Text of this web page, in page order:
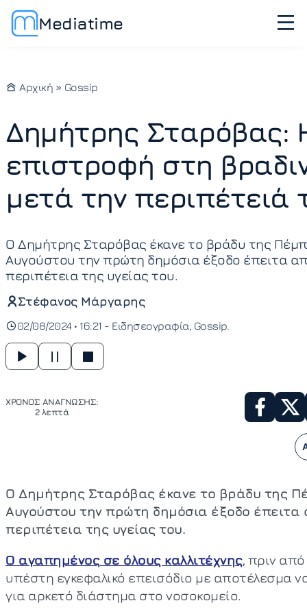
Mediatime
Αρχική » Gossip
Δημήτρης Σταρόβας:
επιστροφή στη
μετά την περιπέτειά
Ο Δημήτρης Σταρόβας έκανε το βράδυ της
Αυγούστου την πρώτη δημόσια έξοδο έπειτα
περιπέτεια της υγείας του.
Στέφανος Μάργαρης
02/08/2024 • 16:21 - Ειδησεογραφία Gossip
ΧΡΟΝΟΣ ΑΝΑΓΝΩΣΗΣ:
2 λεπτά
Ο Δημήτρης Σταρόβας έκανε το βράδυ της
Αυγούστου την πρώτη δημόσια έξοδο έπειτα
περιπέτεια της υγείας του.
Ο αγαπημένος σε όλους καλλιτέχνης, πριν
υπέστη εγκεφαλικό επεισόδιο με αποτέλεσμα
για αρκετό διάστημα στο νοσοκομείο.